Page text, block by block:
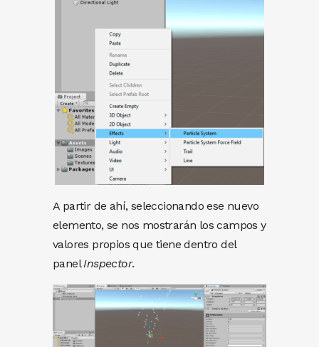
A partir de ahí, seleccionando ese nuevo
elemento, se nos mostrarán los campos y
valores propios que tiene dentro del
panelInspector.